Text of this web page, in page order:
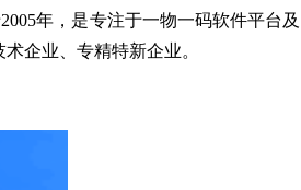
年，是专注于一物一码软件平台及
企业、专精特新企业。